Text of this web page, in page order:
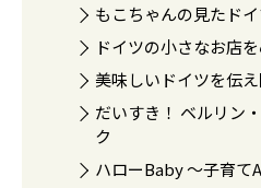
もこちゃんの見たド
ドイツの小さなお店
美味しいドイツを伝
だいすき！ ベルリン
ク
ハローBaby 〜子育て